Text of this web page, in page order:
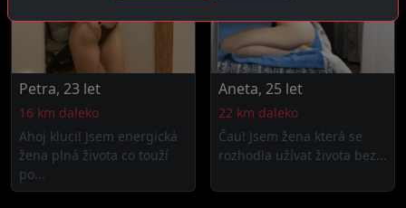
Petra, 23 let
16 km daleko
Ahoj kluci! Jsem energická
žena plná života co touží
po...
Aneta, 25 let
22 km daleko
Čau! Jsem žena která se
rozhodla užívat života bez...